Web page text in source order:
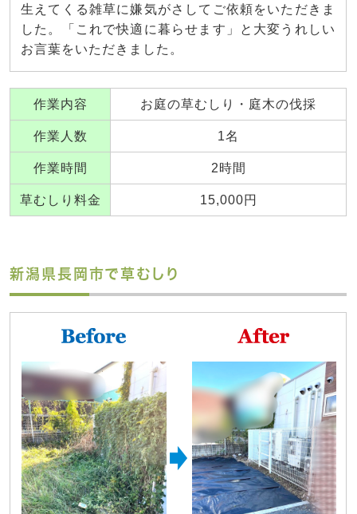
生えてくる雑草に嫌気がさしてご依頼をいただきま
した。「これで快適に暮らせます」と大変うれしい
お言葉をいただきました。
作業内容 お庭の草むしり・庭木の伐採
作業人数 1名
作業時間 2時間
草むしり料金 15,000円
新潟県長岡市で草むしり